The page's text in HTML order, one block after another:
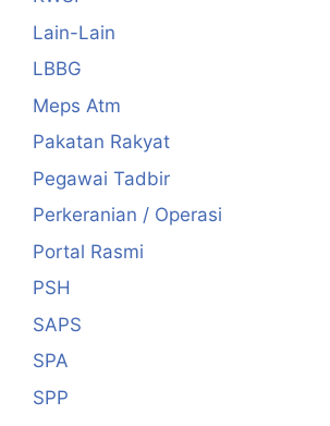
Lain-Lain
LBBG
Meps Atm
Pakatan Rakyat
Pegawai Tadbir
Perkeranian / Operasi
Portal Rasmi
PSH
SAPS
SPA
SPP